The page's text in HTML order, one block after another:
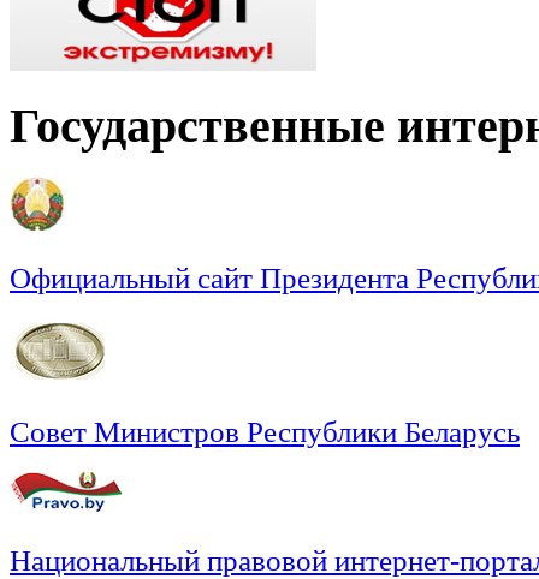
Государственные
Официальный сайт Президента
Совет Министров Республики Беларусь
Национальный правовой интернет-